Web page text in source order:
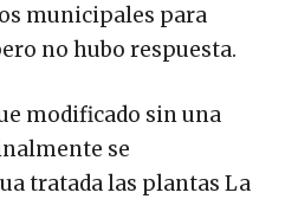
municipales para
no hubo respuesta.
modificado sin una
se
tratada las plantas La